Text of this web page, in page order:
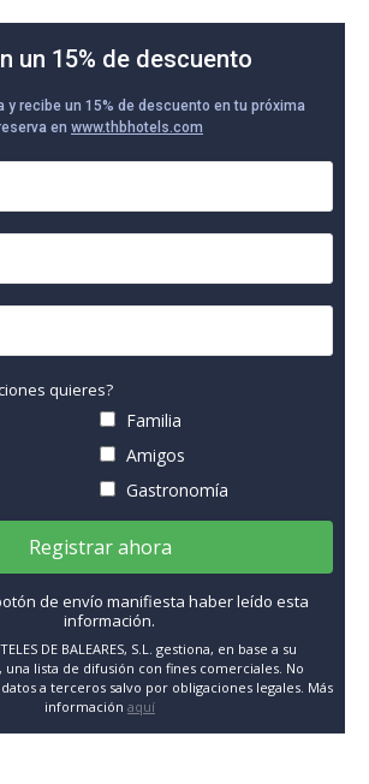
un 15% de descuento
y recibe un 15% de descuento en tu próxima
en www.thbhotels.com
quieres?
Familia
Amigos
Gastronomía
Registrar ahora
de envío manifiesta haber leído esta
información.
DE BALEARES, S.L. gestiona, en base a su
lista de difusión con fines comerciales. No
a terceros salvo por obligaciones legales. Más
información aquí